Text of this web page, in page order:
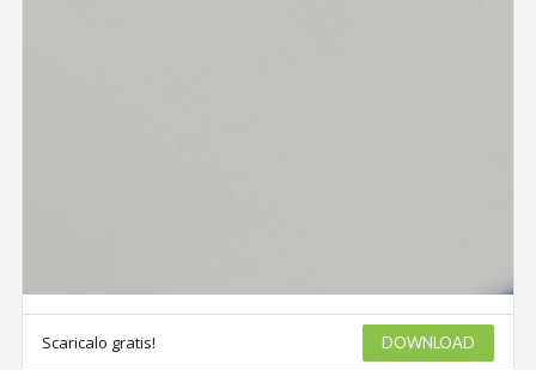
Scaricalo gratis! DOWNLOAD